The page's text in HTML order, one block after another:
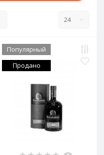
Популярный
Продано